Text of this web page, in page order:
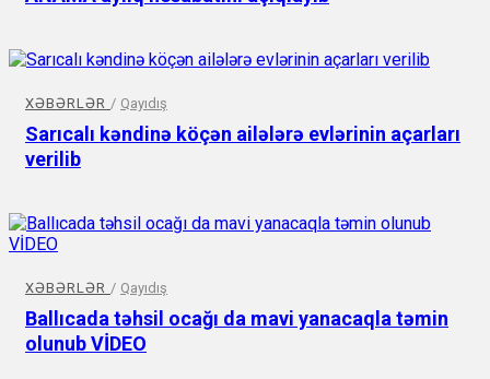
XƏBƏRLƏR / Qayıdış
Sarıcalı kəndinə köçən ailələrə evlərinin açarları
verilib
XƏBƏRLƏR / Qayıdış
Ballıcada təhsil ocağı da mavi yanacaqla təmin
olunub VİDEO